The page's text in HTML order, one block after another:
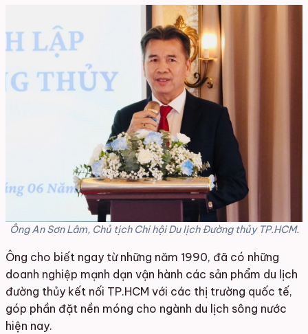
Ông An Sơn Lâm, Chủ tịch Chi hội Du lịch Đường thủy TP.HCM.
Ông cho biết ngay từ những năm 1990, đã có những
doanh nghiệp mạnh dạn vận hành các sản phẩm du lịch
đường thủy kết nối TP.HCM với các thị trường quốc tế,
góp phần đặt nền móng cho ngành du lịch sông nước
hiện nay.